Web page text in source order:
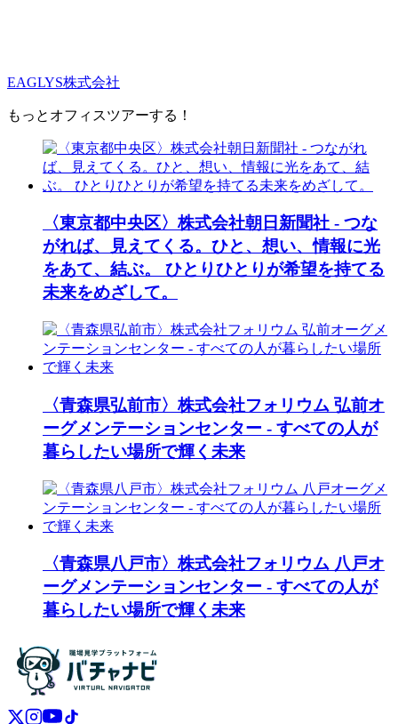
EAGLYS株式会社
もっとオフィスツアーする！
〈東京都中央区〉株式会社朝日新聞社 - つな
がれば、見えてくる。ひと、想い、情報に光
をあて、結ぶ。 ひとりひとりが希望を持てる
未来をめざして。
〈青森県弘前市〉株式会社フォリウム 弘前オ
ーグメンテーションセンター - すべての人が
暮らしたい場所で輝く未来
〈青森県八戸市〉株式会社フォリウム 八戸オ
ーグメンテーションセンター - すべての人が
暮らしたい場所で輝く未来